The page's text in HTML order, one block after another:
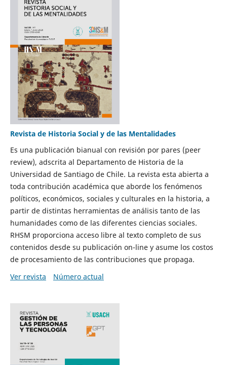
Revista de Historia Social y de las Mentalidades
Es una publicación bianual con revisión por pares (peer
review), adscrita al Departamento de Historia de la
Universidad de Santiago de Chile. La revista esta abierta a
toda contribución académica que aborde los fenómenos
políticos, económicos, sociales y culturales en la historia, a
partir de distintas herramientas de análisis tanto de las
humanidades como de las diferentes ciencias sociales.
RHSM proporciona acceso libre al texto completo de sus
contenidos desde su publicación on-line y asume los costos
de procesamiento de las contribuciones que propaga.
Ver revista
Número actual